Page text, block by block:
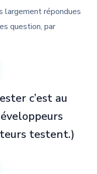
largement répondues
question, par
c’est au
testent.)